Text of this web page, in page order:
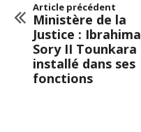
Article précédent
Ministère de la
Justice : Ibrahima
Sory II Tounkara
installé dans ses
fonctions